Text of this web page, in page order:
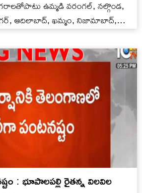
ఉమ్మడి వరంగల్‌, నల్గొండ,
ఆదిలాబాద్‌, ఖమ్మం, నిజామాబాద్‌,
: భూపాలపల్లి రైతన్న విలవిల